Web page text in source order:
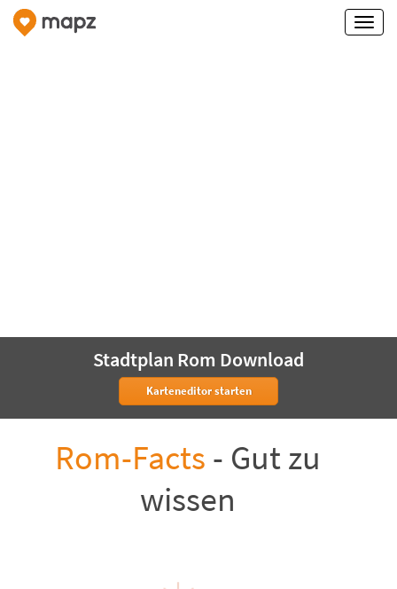
Stadtplan Rom Download
Karteneditor starten
Rom-Facts - Gut zu
wissen